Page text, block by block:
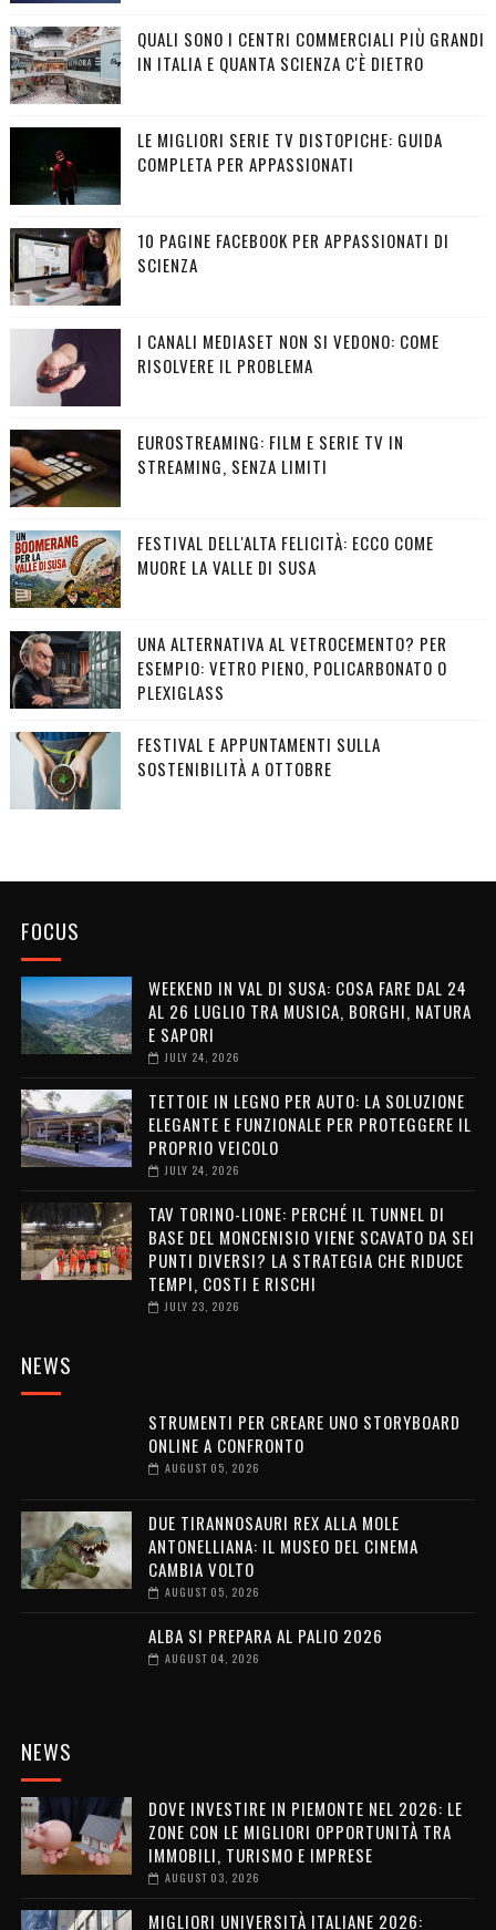
QUALI SONO I CENTRI COMMERCIALI PIÙ GRANDI
IN ITALIA E QUANTA SCIENZA C'È DIETRO
LE MIGLIORI SERIE TV DISTOPICHE: GUIDA
COMPLETA PER APPASSIONATI
10 PAGINE FACEBOOK PER APPASSIONATI DI
SCIENZA
I CANALI MEDIASET NON SI VEDONO: COME
RISOLVERE IL PROBLEMA
EUROSTREAMING: FILM E SERIE TV IN
STREAMING, SENZA LIMITI
FESTIVAL DELL'ALTA FELICITÀ: ECCO COME
MUORE LA VALLE DI SUSA
UNA ALTERNATIVA AL VETROCEMENTO? PER
ESEMPIO: VETRO PIENO, POLICARBONATO O
PLEXIGLASS
FESTIVAL E APPUNTAMENTI SULLA
SOSTENIBILITÀ A OTTOBRE
FOCUS
WEEKEND IN VAL DI SUSA: COSA FARE DAL 24
AL 26 LUGLIO TRA MUSICA, BORGHI, NATURA
E SAPORI
JULY 24, 2026
TETTOIE IN LEGNO PER AUTO: LA SOLUZIONE
ELEGANTE E FUNZIONALE PER PROTEGGERE IL
PROPRIO VEICOLO
JULY 24, 2026
TAV TORINO-LIONE: PERCHÉ IL TUNNEL DI
BASE DEL MONCENISIO VIENE SCAVATO DA SEI
PUNTI DIVERSI? LA STRATEGIA CHE RIDUCE
TEMPI, COSTI E RISCHI
JULY 23, 2026
NEWS
STRUMENTI PER CREARE UNO STORYBOARD
ONLINE A CONFRONTO
AUGUST 05, 2026
DUE TIRANNOSAURI REX ALLA MOLE
ANTONELLIANA: IL MUSEO DEL CINEMA
CAMBIA VOLTO
AUGUST 05, 2026
ALBA SI PREPARA AL PALIO 2026
AUGUST 04, 2026
NEWS
DOVE INVESTIRE IN PIEMONTE NEL 2026: LE
ZONE CON LE MIGLIORI OPPORTUNITÀ TRA
IMMOBILI, TURISMO E IMPRESE
AUGUST 03, 2026
MIGLIORI UNIVERSITÀ ITALIANE 2026: